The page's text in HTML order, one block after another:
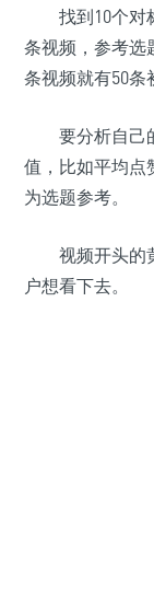
找到10个对标
条视频，参考选
条视频就有50条
要分析自己的
值，比如平均点
为选题参考。
视频开头的黄
户想看下去。